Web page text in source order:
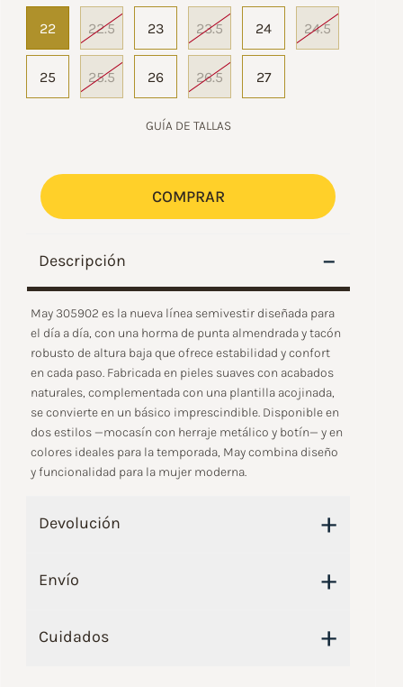
Descripción –
May 305902 es la nueva línea semivestir diseñada para
el día a día, con una horma de punta almendrada y tacón
robusto de altura baja que ofrece estabilidad y confort
en cada paso. Fabricada en pieles suaves con acabados
naturales, complementada con una plantilla acojinada,
se convierte en un básico imprescindible. Disponible en
dos estilos —mocasín con herraje metálico y botín— y en
colores ideales para la temporada, May combina diseño
y funcionalidad para la mujer moderna.
Devolución +
Envío +
Cuidados +
22 22.5 23 23.5 24 24.5
25 25.5 26 26.5 27
GUÍA DE TALLAS
COMPRAR